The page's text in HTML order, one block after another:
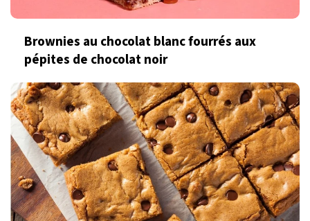
Brownies au chocolat blanc fourrés aux
pépites de chocolat noir